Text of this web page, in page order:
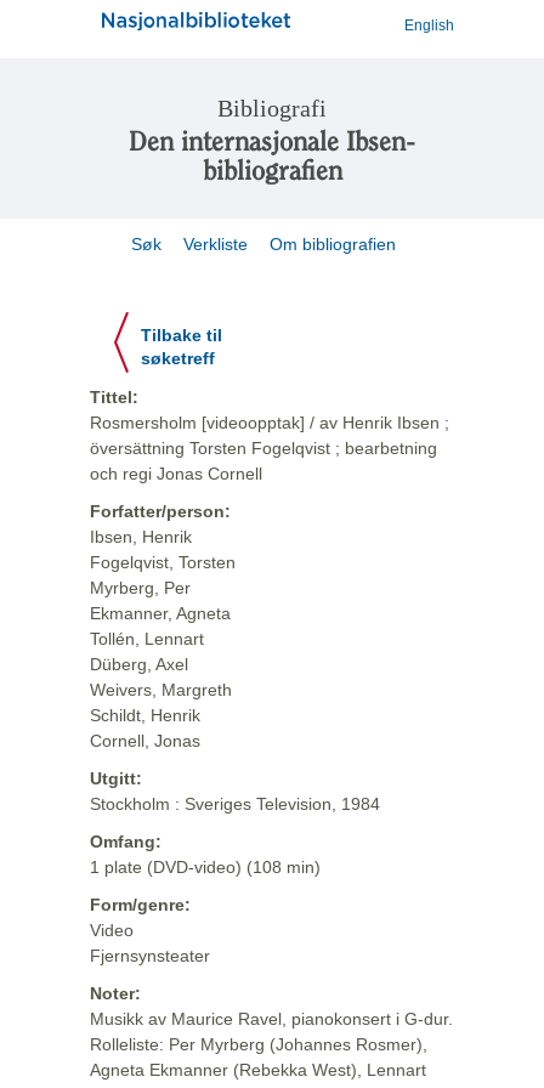
English
Bibliografi
Den internasjonale Ibsen-
bibliografien
Søk Verkliste Om bibliografien
Tilbake til
søketreff
Tittel:
Rosmersholm [videoopptak] / av Henrik Ibsen ;
översättning Torsten Fogelqvist ; bearbetning
och regi Jonas Cornell
Forfatter/person:
Ibsen, Henrik
Fogelqvist, Torsten
Myrberg, Per
Ekmanner, Agneta
Tollén, Lennart
Düberg, Axel
Weivers, Margreth
Schildt, Henrik
Cornell, Jonas
Utgitt:
Stockholm : Sveriges Television, 1984
Omfang:
1 plate (DVD-video) (108 min)
Form/genre:
Video
Fjernsynsteater
Noter:
Musikk av Maurice Ravel, pianokonsert i G-dur.
Rolleliste: Per Myrberg (Johannes Rosmer),
Agneta Ekmanner (Rebekka West), Lennart